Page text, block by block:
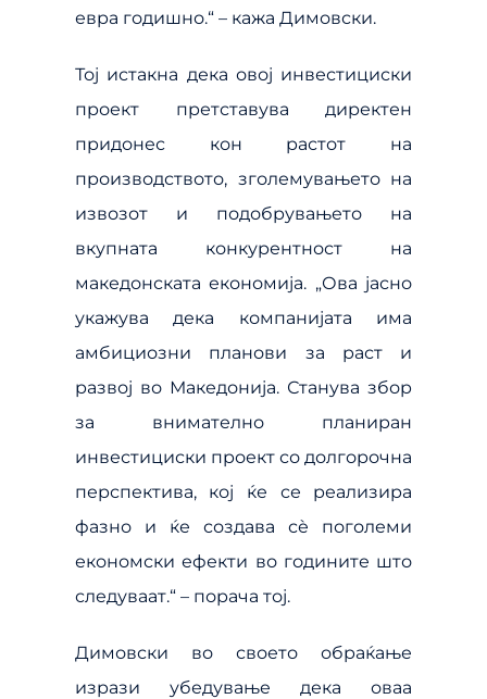
евра годишно.“ – кажа Димовски.
Тој истакна дека овој инвестициски
проект претставува директен
придонес кон растот на
производството, зголемувањето на
извозот и подобрувањето на
вкупната конкурентност на
македонската економија. „Ова јасно
укажува дека компанијата има
амбициозни планови за раст и
развој во Македонија. Станува збор
за внимателно планиран
инвестициски проект со долгорочна
перспектива, кој ќе се реализира
фазно и ќе создава сѐ поголеми
економски ефекти во годините што
следуваат.“ – порача тој.
Димовски во своето обраќање
изрази убедување дека оваа